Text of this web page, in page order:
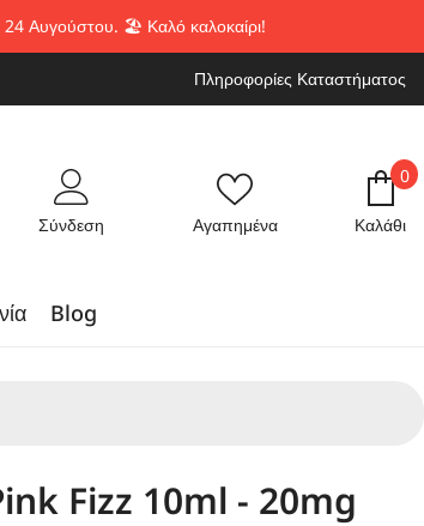
24 Αυγούστου. 🏖️ Καλό καλοκαίρι!
Πληροφορίες Καταστήματος
Σύνδεση Αγαπημένα Καλάθι
00
Blog
Fizz 10ml - 20mg